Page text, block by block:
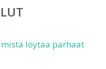
löytää parhaat